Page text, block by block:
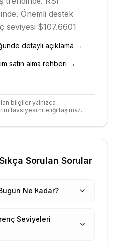
Önemli destek
seviyesi $107.6601.
detaylı açıklama →
satın alma rehberi →
bilgiler yalnızca
tavsiyesi niteliği taşımaz.
Sorulan Sorular
Ne Kadar?
Seviyeleri